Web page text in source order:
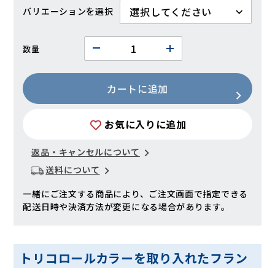
バリエーション
数量
カートに追加
お気に入りに追加
返品・キャンセルについて
送料について
一緒にご注文する商品により、ご注文画面で指定できる
配送日時や決済方法が変更になる場合があります。
トリコロールカラーを取り入れたフラン